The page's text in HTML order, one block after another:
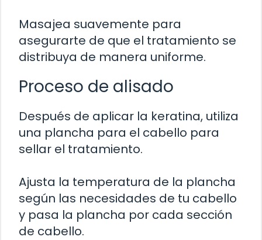
Masajea suavemente para
asegurarte de que el tratamiento se
distribuya de manera uniforme.
Proceso de alisado
Después de aplicar la keratina, utiliza
una plancha para el cabello para
sellar el tratamiento.
Ajusta la temperatura de la plancha
según las necesidades de tu cabello
y pasa la plancha por cada sección
de cabello.